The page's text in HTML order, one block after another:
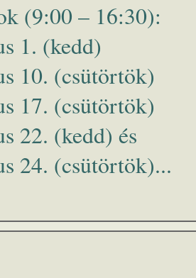
(9:00 – 16:30):
1. (kedd)
10. (csütörtök)
17. (csütörtök)
22. (kedd) és
24. (csütörtök)...